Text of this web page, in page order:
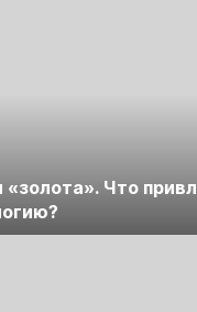
Что